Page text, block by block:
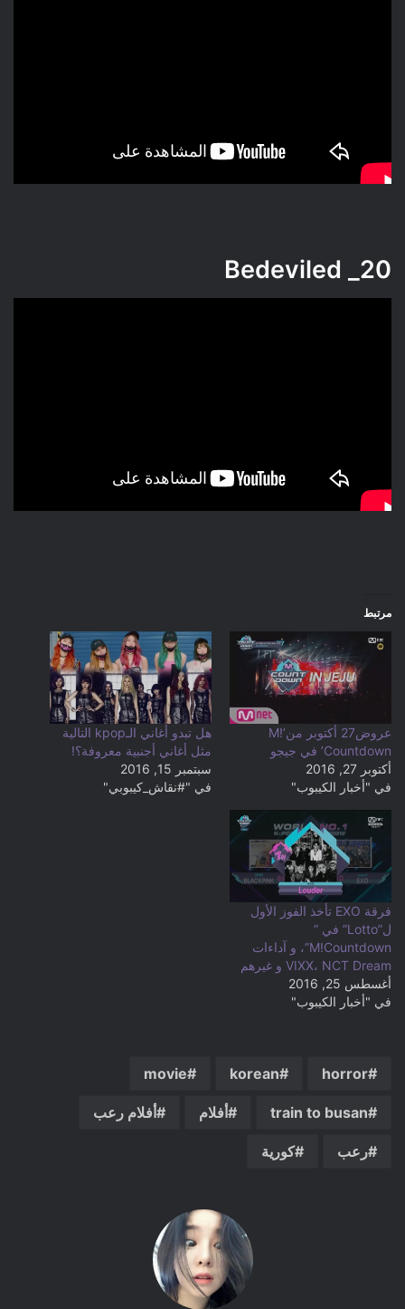
20_
مرتبط
عروض27 أكتوبر من’M!
Countdown’ في جيجو
أكتوبر 27, 2016
في "أخبار الكيبوب"
هل تبدو أغاني الـkpop التالية
مثل أغاني أجنبية معروفة؟!
سبتمبر 15, 2016
في "#نقاش_كيبوبي"
فرقة EXO تأخذ الفوز الأول
ل”Lotto” في ”
M!Countdown”، و آداءات
VIXX، NCT Dream و غيرهم
أغسطس 25, 2016
في "أخبار الكيبوب"
horror
korean
movie
train to busan أفلام أفلام رعب
رعب كورية